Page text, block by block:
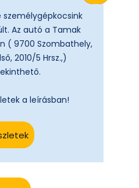
személygépkocsink
Az autó a Tamak
( 9700 Szombathely,
2010/5 Hrsz.,)
a leírásban!